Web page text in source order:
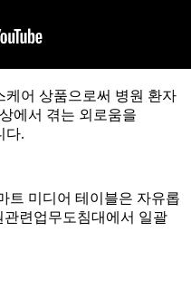
케어 상품으로써 병원 환자
에서 겪는 외로움을
다.
트 미디어 테이블은 자유롭
관련업무도침대에서 일괄